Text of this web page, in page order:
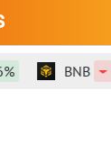
BNB